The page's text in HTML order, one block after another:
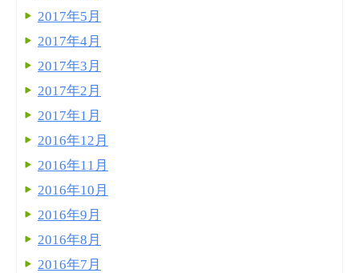
2017年5月
2017年4月
2017年3月
2017年2月
2017年1月
2016年12月
2016年11月
2016年10月
2016年9月
2016年8月
2016年7月